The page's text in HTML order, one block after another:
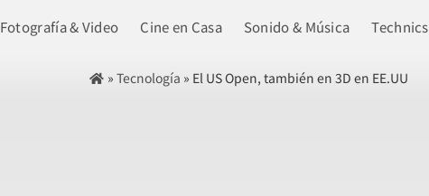
Fotografía & Video Cine en Casa Sonido & Música Technics
» Tecnología » El US Open, también en 3D en EE.UU